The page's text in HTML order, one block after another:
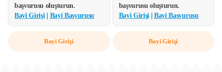
başvurusu oluşturun.
Bayi Girişi
Bayi Başvurusu
Bayi Girişi
başvurusu oluşturun.
Bayi Girişi
|Bayi Başvurusu
Bayi Girişi